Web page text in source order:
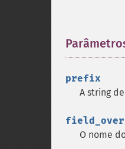
prefix
A string
O nome